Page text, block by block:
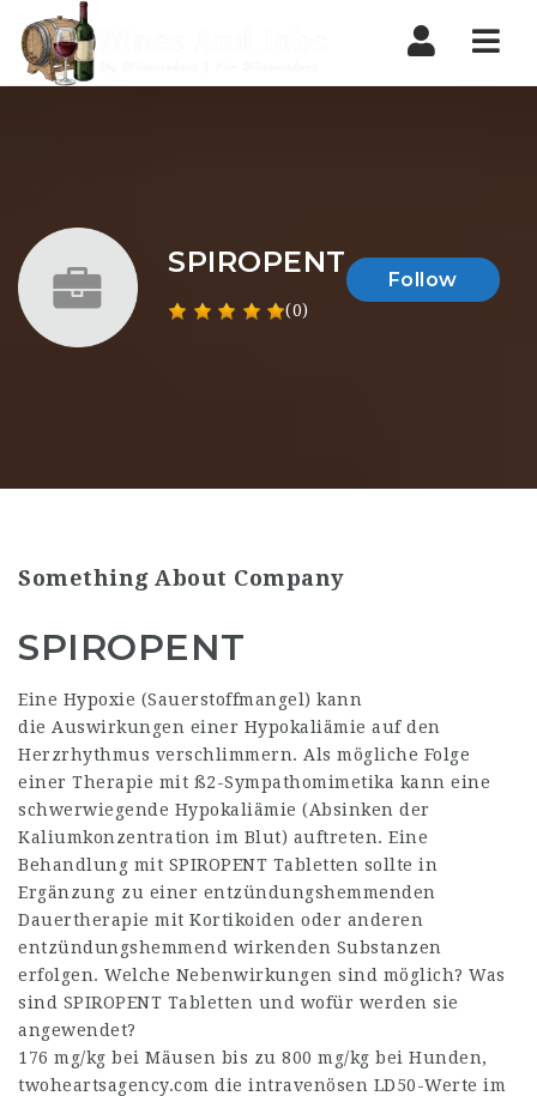
SPIROPENT
(0)
Follow
Something About Company
SPIROPENT
Eine Hypoxie (Sauerstoffmangel) kann
die Auswirkungen einer Hypokaliämie auf den
Herzrhythmus verschlimmern. Als mögliche Folge
einer Therapie mit ß2-Sympathomimetika kann eine
schwerwiegende Hypokaliämie (Absinken der
Kaliumkonzentration im Blut) auftreten. Eine
Behandlung mit SPIROPENT Tabletten sollte in
Ergänzung zu einer entzündungshemmenden
Dauertherapie mit Kortikoiden oder anderen
entzündungshemmend wirkenden Substanzen
erfolgen. Welche Nebenwirkungen sind möglich? Was
sind SPIROPENT Tabletten und wofür werden sie
angewendet?
176 mg/kg bei Mäusen bis zu 800 mg/kg bei Hunden,
twoheartsagency.com die intravenösen LD50-Werte im